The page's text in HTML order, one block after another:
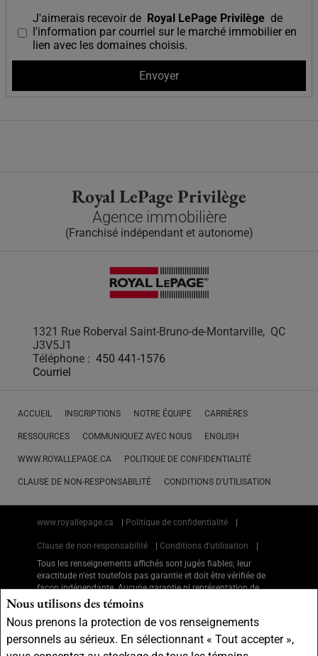
Nous utilisons des témoins
Nous prenons la protection de vos renseignements
personnels au sérieux. En sélectionnant « Tout accepter »,
J'aimerais recevoir de Royal LePage Privilège de
l'information par courriel sur le marché immobilier en
lien avec les domaines choisis.
Royal LePage Privilège
Agence immobilière
(Franchisé indépendant et autonome)
1321 Rue Roberval Saint-Bruno-de-Montarville, QC
J3V5J1
Téléphone : 450 441-1576
Courriel
ACCUEIL INSCRIPTIONS NOTRE ÉQUIPE CARRIÈRES
RESSOURCES COMMUNIQUEZ AVEC NOUS ENGLISH
WWW.ROYALLEPAGE.CA POLITIQUE DE CONFIDENTIALITÉ
CLAUSE DE NON-RESPONSABILITÉ CONDITIONS D'UTILISATION
www.royallepage.ca | Politique de confidentialité |
Clause de non-responsabilité | Conditions d'utilisation
|
Tous les renseignements affichés sont jugés fiables; leur
exactitude n'est toutefois pas garantie et doit être vérifiée de
façon indépendante. Aucune garantie ni représentation de
quelque nature que ce soit est donnée quant à l'exactitude
desdits renseignements.
Ne vise pas à solliciter les acheteurs ou vendeurs, propriétaires
ou locataires actuellement sous contrat.
REALTOR®, REALTORS® et le logo REALTOR® sont des marques